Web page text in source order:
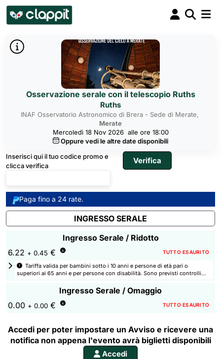
Osservazione serale con il telescopio Ruths
Ruths
INAF Osservatorio Astronomico di Brera - Sede di Merate,
Merate
Mercoledì 18 Nov 2026 alle ore 18:00
Oppure vedi le altre date disponibili
Inserisci qui il tuo codice promo e
clicca verifica
Paga fino a 24 rate.
INGRESSO SERALE
Ingresso Serale / Ridotto
6.22 + 0.45 € TUTTO ESAURITO
superiori ai 65 anni e per persone con disabilità. Sono previsti controlli
Ingresso Serale / Omaggio
0.00 + 0.00 € TUTTO ESAURITO
Accedi per poter impostare un Avviso e ricevere una
notifica non appena l'evento avrà biglietti disponibili
Accedi